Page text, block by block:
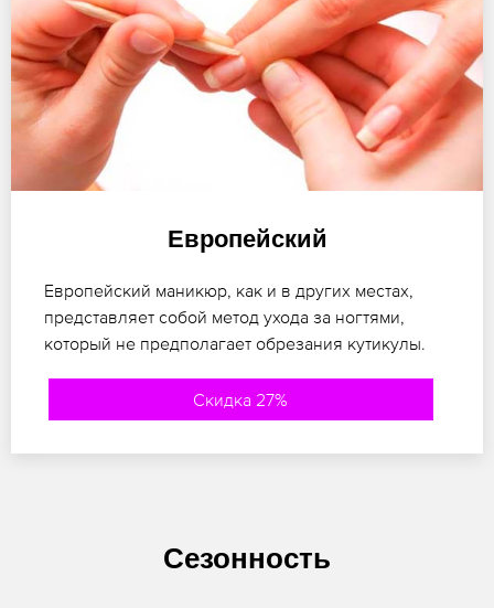
Европейский
Европейский маникюр, как и в других местах,
представляет собой метод ухода за ногтями,
который не предполагает обрезания кутикулы.
Скидка 27%
Сезонность